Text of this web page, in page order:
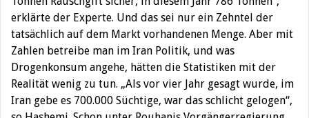
erklärte der Experte. Und das sei nur ein Zehntel der
tatsächlich auf dem Markt vorhandenen Menge. Aber mit
Zahlen betreibe man im Iran Politik, und was
Drogenkonsum angehe, hätten die Statistiken mit der
Realität wenig zu tun. „Als vor vier Jahr gesagt wurde, im
Iran gebe es 700.000 Süchtige, war das schlicht gelogen“,